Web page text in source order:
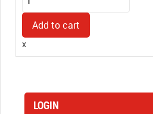
per
Carni
1070
1
Lt
Add to cart
x
LOGIN